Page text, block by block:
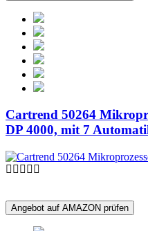
Cartrend 50264
DP 4000, mit 7
Angebot auf AMAZON prüfen